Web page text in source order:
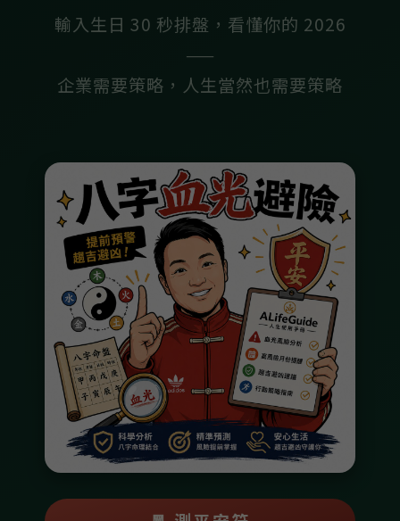
輸入生日 30 秒排盤，看懂你的 2026
——
企業需要策略，人生當然也需要策略